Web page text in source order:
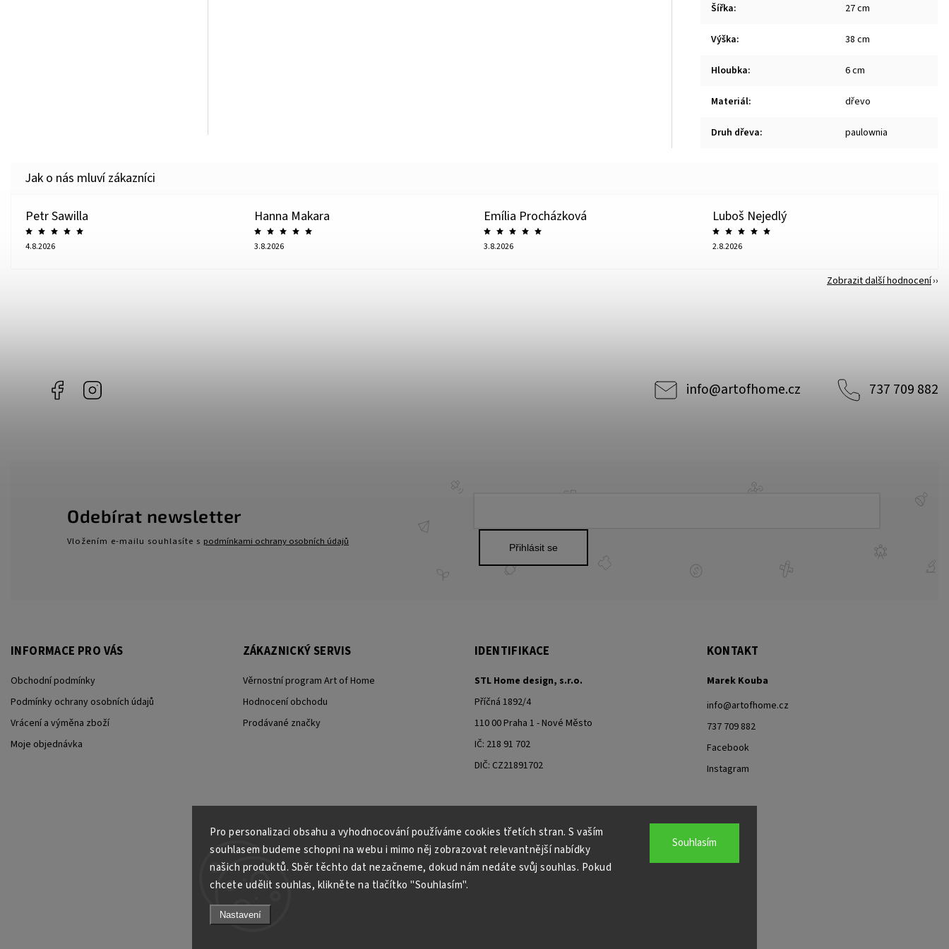
Pro personalizaci obsahu a vyhodnocování používáme cookies třetích stran. S vaším
souhlasem budeme schopni na webu i mimo něj zobrazovat relevantnější nabídky
našich produktů. Sběr těchto dat nezačneme, dokud nám nedáte svůj souhlas. Pokud
chcete udělit souhlas, klikněte na tlačítko "Souhlasím".
Nastavení
Souhlasím
Šířka: 27 cm
Výška: 38 cm
Hloubka: 6 cm
Materiál: dřevo
Druh dřeva: paulownia
Petr Sawilla
4.8.2026
Hanna Makara
3.8.2026
Emília Procházková
3.8.2026
Luboš Nejedlý
2.8.2026
Zobrazit další hodnocení
Facebook info@artofhome.cz 737 709 882
Odebírat newsletter
Vložením e-mailu souhlasíte s podmínkami ochrany osobních údajů
Přihlásit se
INFORMACE PRO VÁS
Obchodní podmínky
Podmínky ochrany osobních údajů
Vrácení a výměna zboží
Moje objednávka
ZÁKAZNICKÝ SERVIS
Věrnostní program Art of Home
Hodnocení obchodu
Prodávané značky
IDENTIFIKACE
STL Home design, s.r.o.
Příčná 1892/4
110 00 Praha 1 - Nové Město
IČ: 218 91 702
DIČ: CZ21891702
KONTAKT
Marek Kouba
info@artofhome.cz
737 709 882
Facebook
Instagram
Moje objednávka - odstoupení od smlouvy